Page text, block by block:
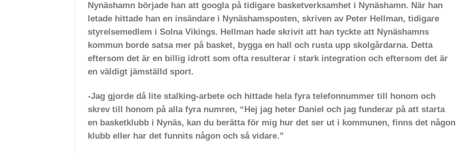
Nynäshamn började han att googla på tidigare basketverksamhet i Nynäshamn. När han
letade hittade han en insändare i Nynäshamsposten, skriven av Peter Hellman, tidigare
styrelsemedlem i Solna Vikings. Hellman hade skrivit att han tyckte att Nynäshamns
kommun borde satsa mer på basket, bygga en hall och rusta upp skolgårdarna. Detta
eftersom det är en billig idrott som ofta resulterar i stark integration och eftersom det är
en väldigt jämställd sport.
-Jag gjorde då lite stalking-arbete och hittade hela fyra telefonnummer till honom och
skrev till honom på alla fyra numren, “Hej jag heter Daniel och jag funderar på att starta
en basketklubb i Nynäs, kan du berätta för mig hur det ser ut i kommunen, finns det någon
klubb eller har det funnits någon och så vidare.”